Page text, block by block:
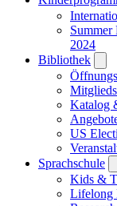
2024
Bibliothek
Katalog
US
Sprachschule
Kids &
Lifelong